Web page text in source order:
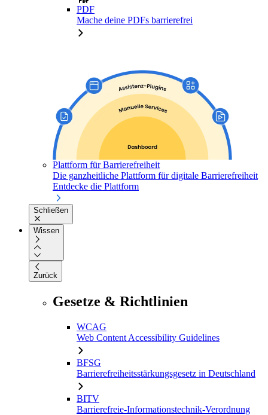
PDF
Mache deine PDFs barrierefrei
Plattform für Barrierefreiheit
Die ganzheitliche Plattform für digitale Barrierefreiheit
Entdecke die Plattform
Schließen
Wissen
Zurück
Gesetze & Richtlinien
WCAG
Web Content Accessibility Guidelines
BFSG
Barrierefreiheitsstärkungsgesetz in Deutschland
BITV
Barrierefreie-Informationstechnik-Verordnung